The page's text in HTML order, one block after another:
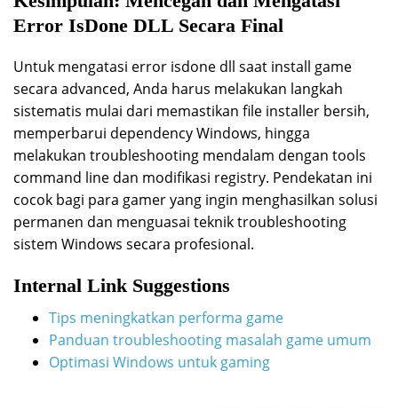
Error IsDone DLL Secara Final
Untuk mengatasi error isdone dll saat install game
secara advanced, Anda harus melakukan langkah
sistematis mulai dari memastikan file installer bersih,
memperbarui dependency Windows, hingga
melakukan troubleshooting mendalam dengan tools
command line dan modifikasi registry. Pendekatan ini
cocok bagi para gamer yang ingin menghasilkan solusi
permanen dan menguasai teknik troubleshooting
sistem Windows secara profesional.
Internal Link Suggestions
Tips meningkatkan performa game
Panduan troubleshooting masalah game umum
Optimasi Windows untuk gaming